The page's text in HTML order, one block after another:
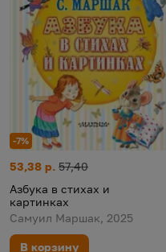
-7%
Азбука в стихах и картинках
Цена:
53,38 р.
Старая цена:
57,40
Азбука в стихах и
картинках
Самуил Маршак, 2025
В корзину